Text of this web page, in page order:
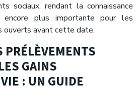
sociaux, rendant la connaissance
plus importante pour les
avant cette date.
PRÉLÈVEMENTS
GAINS
: UN GUIDE